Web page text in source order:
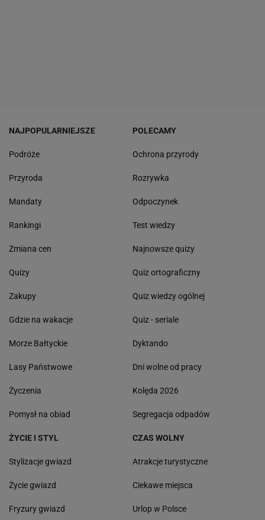
NAJPOPULARNIEJSZE
Podróże
Przyroda
Mandaty
Rankingi
Zmiana cen
Quizy
Zakupy
Gdzie na wakacje
Morze Bałtyckie
Lasy Państwowe
Życzenia
Pomysł na obiad
POLECAMY
Ochrona przyrody
Rozrywka
Odpoczynek
Test wiedzy
Najnowsze quizy
Quiz ortograficzny
Quiz wiedzy ogólnej
Quiz - seriale
Dyktando
Dni wolne od pracy
Kolęda 2026
Segregacja odpadów
ŻYCIE I STYL
Stylizacje gwiazd
Życie gwiazd
Fryzury gwiazd
CZAS WOLNY
Atrakcje turystyczne
Ciekawe miejsca
Urlop w Polsce